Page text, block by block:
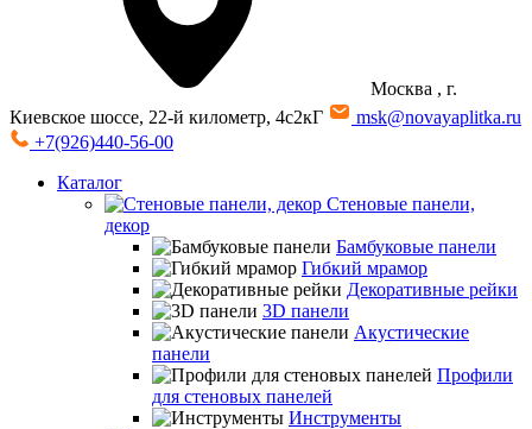
Москва , г.
Киевское шоссе, 22-й километр, 4с2кГ
msk@novayaplitka.ru
+7(926)440-56-00
Каталог
Стеновые панели,
декор
Бамбуковые панели
Гибкий мрамор
Декоративные рейки
3D панели
Акустические
панели
Профили
для стеновых панелей
Инструменты